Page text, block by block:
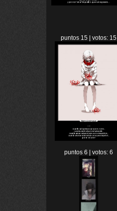
puntos 15 | votos: 15
puntos 6 | votos: 6